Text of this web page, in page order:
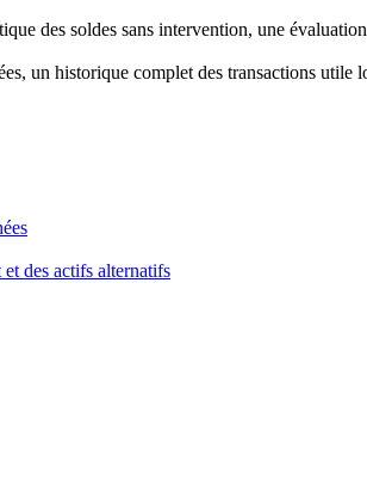
des soldes sans intervention, une
un historique complet des transactions utile
des actifs alternatifs